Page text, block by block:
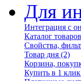
Для
Интеграция с
Каталог товаров
Свойства,
Товар дня (2)
Корзина,
Купить в 1 клик